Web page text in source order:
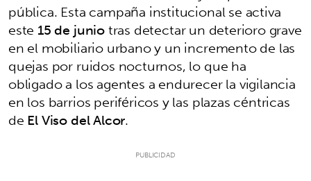
pública. Esta campaña institucional se activa
este 15 de juniotras detectar un deterioro grave
en el mobiliario urbano y un incremento de las
quejas por ruidos nocturnos, lo que ha
obligado a los agentes a endurecer la vigilancia
en los barrios periféricos y las plazas céntricas
deEl Viso del Alcor.